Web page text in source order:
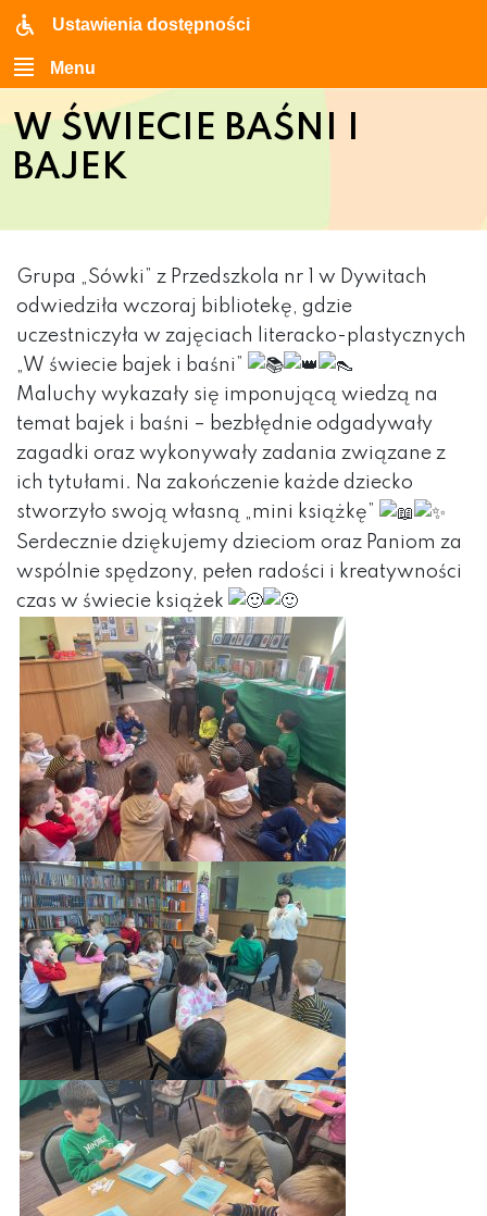
Ustawienia dostępności
Menu
W ŚWIECIE BAŚNI I
BAJEK
Grupa „Sówki” z Przedszkola nr 1 w Dywitach
odwiedziła wczoraj bibliotekę, gdzie
uczestniczyła w zajęciach literacko-plastycznych
„W świecie bajek i baśni”
Maluchy wykazały się imponującą wiedzą na
temat bajek i baśni – bezbłędnie odgadywały
zagadki oraz wykonywały zadania związane z
ich tytułami. Na zakończenie każde dziecko
stworzyło swoją własną „mini książkę”
Serdecznie dziękujemy dzieciom oraz Paniom za
wspólnie spędzony, pełen radości i kreatywności
czas w świecie książek